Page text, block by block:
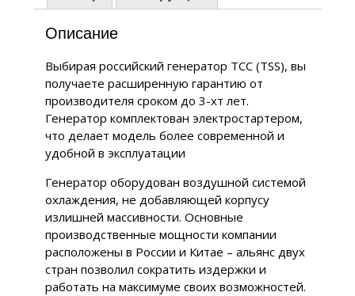
Описание
Выбирая российский генератор ТСС (TSS), вы
получаете расширенную гарантию от
производителя сроком до 3-хт лет.
Генератор комплектован электростартером,
что делает модель более современной и
удобной в эксплуатации
Генератор оборудован воздушной системой
охлаждения, не добавляющей корпусу
излишней массивности. Основные
производственные мощности компании
расположены в России и Китае – альянс двух
стран позволил сократить издержки и
работать на максимуме своих возможностей.